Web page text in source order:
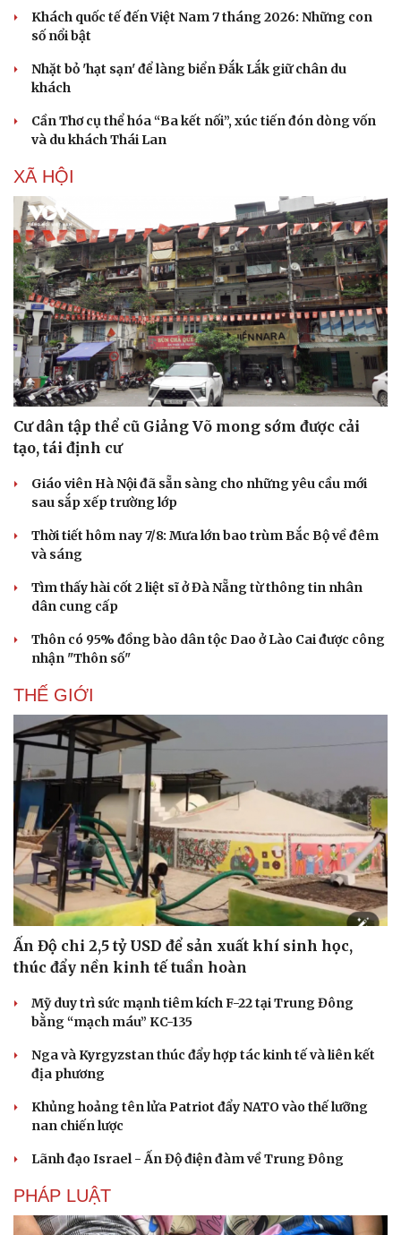
Văn hóa
Sân khấu - Điện ảnh
Văn học
Âm nhạc
Di sản
Thời trang
Khách quốc tế đến Việt Nam 7 tháng 2026: Những con
số nổi bật
Nhặt bỏ 'hạt sạn' để làng biển Đắk Lắk giữ chân du
khách
Cần Thơ cụ thể hóa “Ba kết nối”, xúc tiến đón dòng vốn
và du khách Thái Lan
XÃ HỘI
Cư dân tập thể cũ Giảng Võ mong sớm được cải
tạo, tái định cư
Giáo viên Hà Nội đã sẵn sàng cho những yêu cầu mới
sau sắp xếp trường lớp
Thời tiết hôm nay 7/8: Mưa lớn bao trùm Bắc Bộ về đêm
và sáng
Tìm thấy hài cốt 2 liệt sĩ ở Đà Nẵng từ thông tin nhân
dân cung cấp
Thôn có 95% đồng bào dân tộc Dao ở Lào Cai được công
nhận "Thôn số"
THẾ GIỚI
Ấn Độ chi 2,5 tỷ USD để sản xuất khí sinh học,
thúc đẩy nền kinh tế tuần hoàn
Mỹ duy trì sức mạnh tiêm kích F-22 tại Trung Đông
bằng “mạch máu” KC-135
Nga và Kyrgyzstan thúc đẩy hợp tác kinh tế và liên kết
địa phương
Khủng hoảng tên lửa Patriot đẩy NATO vào thế lưỡng
nan chiến lược
Lãnh đạo Israel - Ấn Độ điện đàm về Trung Đông
PHÁP LUẬT